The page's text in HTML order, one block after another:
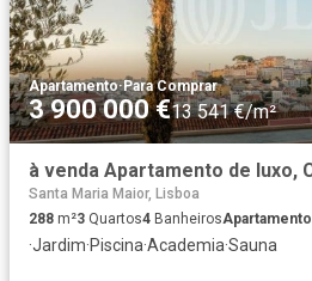
Apartamento·Para Comprar
3 900 000 €13 541 €/m²
Santa Maria Maior, Lisboa
288 m²3 Quartos4 BanheirosApartamento
·Jardim·Piscina·Academia·Sauna